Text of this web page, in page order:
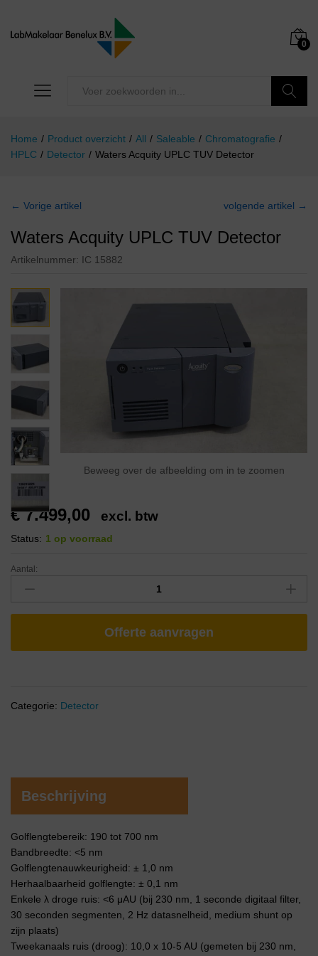
0
Home / Product overzicht / All / Saleable / Chromatografie /
HPLC / Detector / Waters Acquity UPLC TUV Detector
← Vorige artikel volgende artikel →
Waters Acquity UPLC TUV Detector
Artikelnummer: IC 15882
Beweeg over de afbeelding om in te zoomen
€7.499,00 excl. btw
Status: 1 op voorraad
Aantal:
Offerte aanvragen
Categorie: Detector
Beschrijving
Golflengtebereik: 190 tot 700 nm
Bandbreedte: <5 nm
Golflengtenauwkeurigheid: ± 1,0 nm
Herhaalbaarheid golflengte: ± 0,1 nm
Enkele λ droge ruis: <6 μAU (bij 230 nm, 1 seconde digitaal filter,
30 seconden segmenten, 2 Hz datasnelheid, medium shunt op
zijn plaats)
Tweekanaals ruis (droog): 10,0 x 10-5 AU (gemeten bij 230 nm,